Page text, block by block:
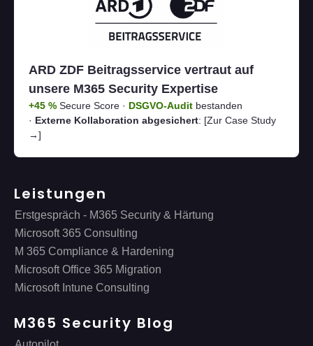
ARD ZDF Beitragsservice vertraut auf
unsere M365 Security Expertise
+45 % Secure Score · DSGVO-Audit bestanden
· Externe Kollaboration abgesichert: [Zur Case Study
→]
Leistungen
Erstgespräch - M365 Security & Härtung
Microsoft 365 Consulting
M 365 Compliance & Hardening
Microsoft Office 365 Migration
Microsoft Intune Consulting
M365 Security Blog